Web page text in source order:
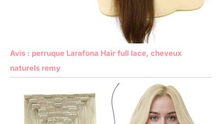
Avis : perruque Larafona Hair full lace, cheveux
naturels remy